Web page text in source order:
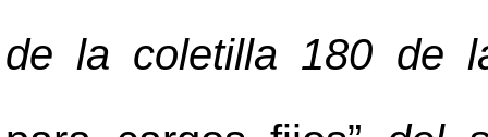
de la coletilla 180 de